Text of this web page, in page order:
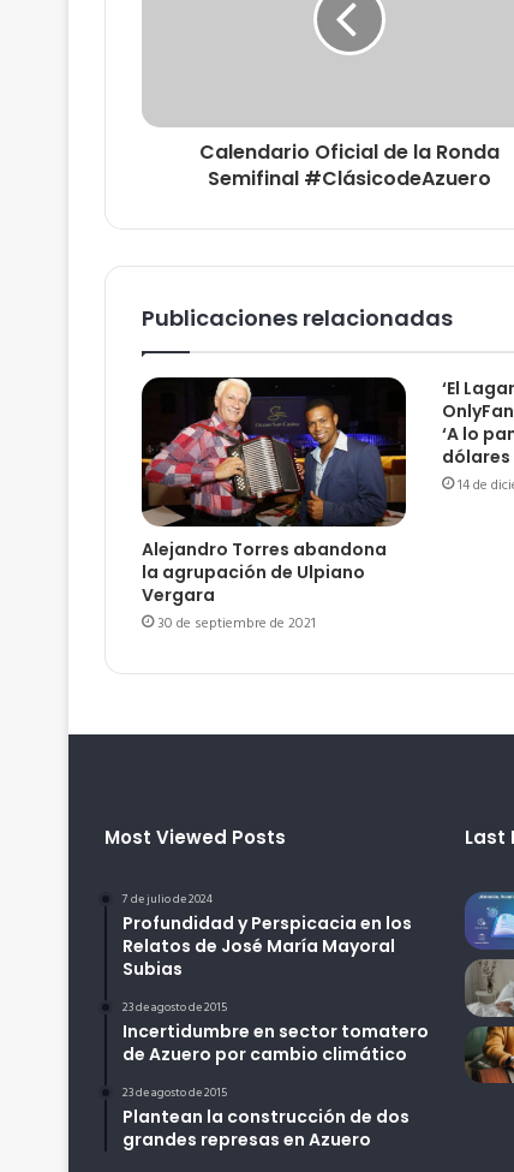
Calendario Oficial de la Ronda
Semifinal #ClásicodeAzuero
Publicaciones relacionadas
Alejandro Torres abandona
la agrupación de Ulpiano
Vergara
30 de septiembre de 2021
‘El
‘A lo
14 de
Most Viewed Posts
7 de julio de 2024
Profundidad y Perspicacia en los
Relatos de José María Mayoral
Subias
23 de agosto de 2015
Incertidumbre en sector tomatero
de Azuero por cambio climático
23 de agosto de 2015
Plantean la construcción de dos
grandes represas en Azuero
Last